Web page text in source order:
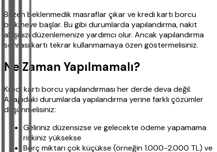
Bazen beklenmedik masraflar çıkar ve kredi kartı borcu
birikmeye başlar. Bu gibi durumlarda yapılandırma, nakit
akışınızı düzenlemenize yardımcı olur. Ancak yapılandırma
sonrası kartı tekrar kullanmamaya özen göstermelisiniz.
Ne Zaman Yapılmamalı?
Kredi kartı borcu yapılandırması her derde deva değil.
Aşağıdaki durumlarda yapılandırma yerine farklı çözümler
düşünmelisiniz:
Geliriniz düzensizse ve gelecekte ödeme yapamama
riskiniz yüksekse
Borç miktarı çok küçükse (örneğin 1.000-2.000 TL) ve